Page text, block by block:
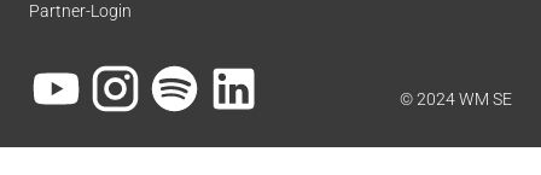
Partner-Login
© 2024 WM SE